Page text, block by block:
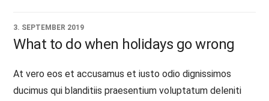
3. SEPTEMBER 2019
What to do when holidays go wrong
At vero eos et accusamus et iusto odio dignissimos
ducimus qui blanditiis praesentium voluptatum deleniti